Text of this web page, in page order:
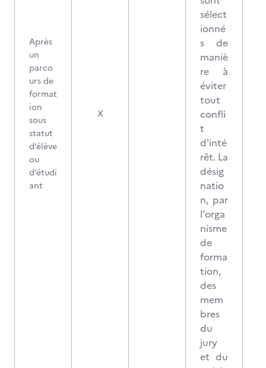
Après
un
parco
urs de
format
ion
sous
statut
d’élève
ou
d’étudi
ant
X
sélect
ionné
s de
maniè
re à
éviter
tout
confli
t
d'inté
rêt. La
désig
natio
n, par
l'orga
nisme
de
forma
tion,
des
mem
bres
du
jury
et du